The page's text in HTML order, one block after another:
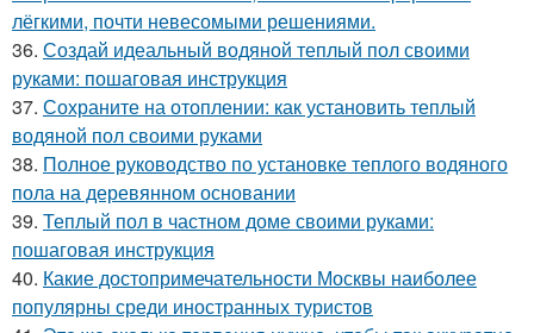
лёгкими, почти невесомыми решениями.
36. Создай идеальный водяной теплый пол своими
руками: пошаговая инструкция
37. Сохраните на отоплении: как установить теплый
водяной пол своими руками
38. Полное руководство по установке теплого водяного
пола на деревянном основании
39. Теплый пол в частном доме своими руками:
пошаговая инструкция
40. Какие достопримечательности Москвы наиболее
популярны среди иностранных туристов